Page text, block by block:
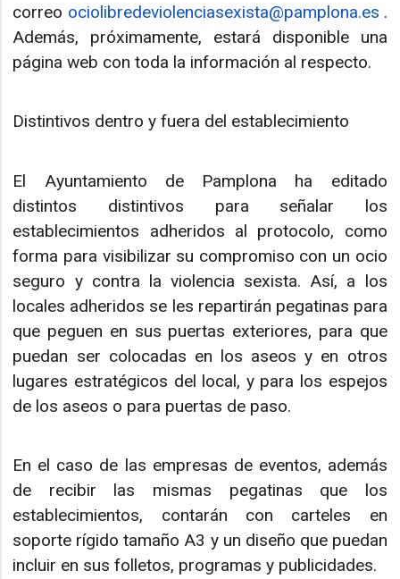
correo ociolibredeviolenciasexista@pamplona.es .
Además, próximamente, estará disponible una
página web con toda la información al respecto.
Distintivos dentro y fuera del establecimiento
El Ayuntamiento de Pamplona ha editado
distintos distintivos para señalar los
establecimientos adheridos al protocolo, como
forma para visibilizar su compromiso con un ocio
seguro y contra la violencia sexista. Así, a los
locales adheridos se les repartirán pegatinas para
que peguen en sus puertas exteriores, para que
puedan ser colocadas en los aseos y en otros
lugares estratégicos del local, y para los espejos
de los aseos o para puertas de paso.
En el caso de las empresas de eventos, además
de recibir las mismas pegatinas que los
establecimientos, contarán con carteles en
soporte rígido tamaño A3 y un diseño que puedan
incluir en sus folletos, programas y publicidades.